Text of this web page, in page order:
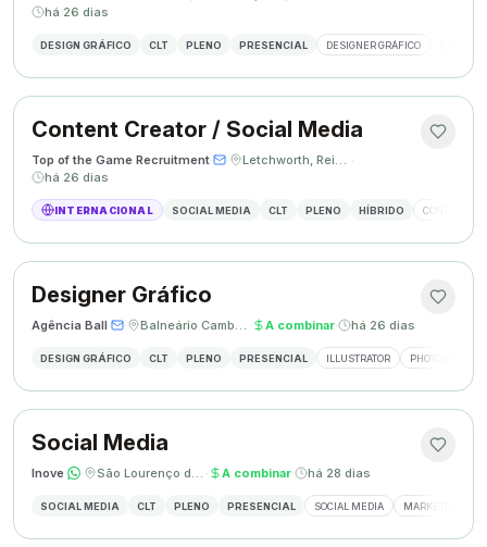
há 26 dias
DESIGN GRÁFICO CLT PLENO PRESENCIAL DESIGNER GRÁFICO
Content Creator / Social Media
Top of the Game Recruitment· · Letchworth, Reino Unido ·
há 26 dias
INTERNACIONAL SOCIAL MEDIA CLT PLENO HÍBRIDO CONTENT
Designer Gráfico
Agência Ball· · Balneário Camboriú, SC · A combinar· há 26 dias
DESIGN GRÁFICO CLT PLENO PRESENCIAL ILLUSTRATOR PHOTOSHOP
Social Media
Inove· · São Lourenço do Oeste, SC · A combinar· há 28 dias
SOCIAL MEDIA CLT PLENO PRESENCIAL SOCIAL MEDIA MARKETING